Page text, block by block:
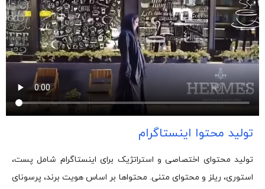
تولید محتوا اینستاگرام
تولید محتوای اختصاصی و استراتژیک برای اینستاگرام شامل پست،
استوری، ریلز و محتوای متنی. محتواها بر اساس هویت برند، پرسونای